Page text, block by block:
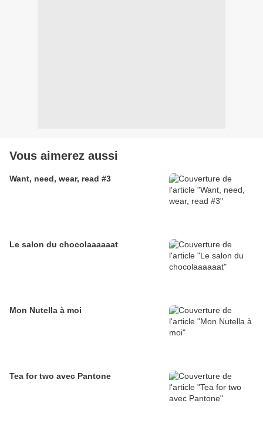
Vous aimerez aussi
Want, need, wear, read #3
Le salon du chocolaaaaaat
Mon Nutella à moi
Tea for two avec Pantone